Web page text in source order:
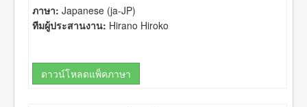
ภาษา: Japanese (ja-JP)
ทีมผู้ประสานงาน: Hirano Hiroko
ดาวน์โหลดแพ็คภาษา